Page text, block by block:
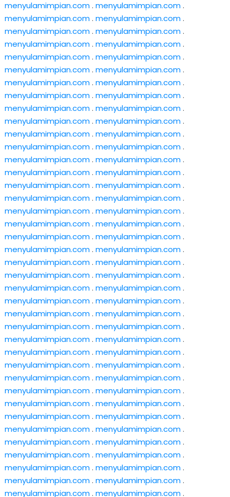
menyulamimpian.com. menyulamimpian.com.
menyulamimpian.com. menyulamimpian.com.
menyulamimpian.com. menyulamimpian.com.
menyulamimpian.com. menyulamimpian.com.
menyulamimpian.com. menyulamimpian.com.
menyulamimpian.com. menyulamimpian.com.
menyulamimpian.com. menyulamimpian.com.
menyulamimpian.com. menyulamimpian.com.
menyulamimpian.com. menyulamimpian.com.
menyulamimpian.com. menyulamimpian.com.
menyulamimpian.com. menyulamimpian.com.
menyulamimpian.com. menyulamimpian.com.
menyulamimpian.com. menyulamimpian.com.
menyulamimpian.com. menyulamimpian.com.
menyulamimpian.com. menyulamimpian.com.
menyulamimpian.com. menyulamimpian.com.
menyulamimpian.com. menyulamimpian.com.
menyulamimpian.com. menyulamimpian.com.
menyulamimpian.com. menyulamimpian.com.
menyulamimpian.com. menyulamimpian.com.
menyulamimpian.com. menyulamimpian.com.
menyulamimpian.com. menyulamimpian.com.
menyulamimpian.com. menyulamimpian.com.
menyulamimpian.com. menyulamimpian.com.
menyulamimpian.com. menyulamimpian.com.
menyulamimpian.com. menyulamimpian.com.
menyulamimpian.com. menyulamimpian.com.
menyulamimpian.com. menyulamimpian.com.
menyulamimpian.com. menyulamimpian.com.
menyulamimpian.com. menyulamimpian.com.
menyulamimpian.com. menyulamimpian.com.
menyulamimpian.com. menyulamimpian.com.
menyulamimpian.com. menyulamimpian.com.
menyulamimpian.com. menyulamimpian.com.
menyulamimpian.com. menyulamimpian.com.
menyulamimpian.com. menyulamimpian.com.
menyulamimpian.com. menyulamimpian.com.
menyulamimpian.com. menyulamimpian.com.
menyulamimpian.com. menyulamimpian.com.